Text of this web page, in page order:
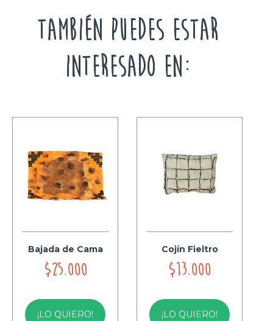
TAMBIÉN PUEDES ESTAR
INTERESADO EN:
Bajada de Cama
$25.000
¡LO QUIERO!
Cojín Fieltro
$13.000
¡LO QUIERO!